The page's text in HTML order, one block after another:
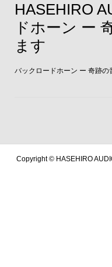
HASEHIRO
ドホーン ー
ます
バックロードホーン ー 奇跡の
Copyright ©HASEHIRO